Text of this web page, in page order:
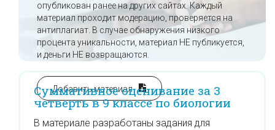
опубликован ранее на других сайтах. Каждый
материал проходит модерацию, проверяется на
антиплагиат. В случае обнаружения низкого
процента уникальности, материал НЕ публикуется,
и деньги НЕ возвращаются.
Добавить материал
Суммативное оценивание за 3
четверть в 9 классе по биологии
В материале разработаны задания для